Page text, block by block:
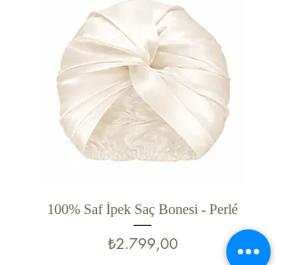
100% Saf İpek Saç Bonesi - Perlé
Fiyat
₺2.799,00